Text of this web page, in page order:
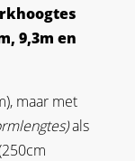
9,3m en
maar met
als